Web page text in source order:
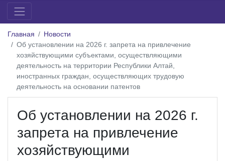
Главная
Новости
Об установлении на 2026 г. запрета на привлечение
хозяйствующими субъектами, осуществляющими
деятельность на территории Республики Алтай,
иностранных граждан, осуществляющих трудовую
деятельность на основании патентов
Об установлении на 2026 г.
запрета на привлечение
хозяйствующими